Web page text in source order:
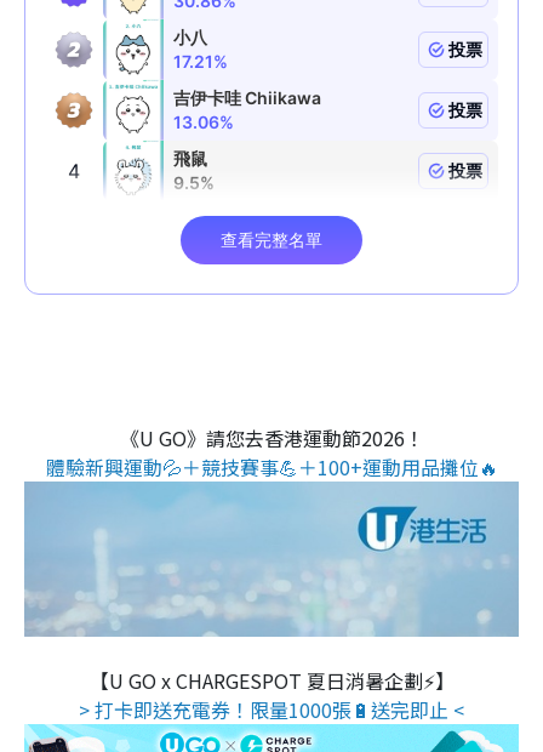
《U GO》請您去香港運動節2026！
體驗新興運動💦＋競技賽事💪＋100+運動用品攤位🔥
【U GO x CHARGESPOT 夏日消暑企劃⚡】
> 打卡即送充電券！限量1000張🔋送完即止 <